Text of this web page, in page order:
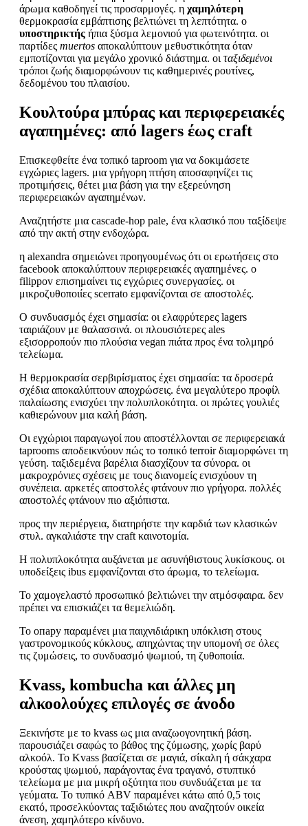
άρωμα καθοδηγεί τις προσαρμογές. η χαμηλότερη
θερμοκρασία εμβάπτισης βελτιώνει τη λεπτότητα. ο
υποστηρικτής ήπια ξύσμα λεμονιού για φωτεινότητα. οι
παρτίδες muertos αποκαλύπτουν μεθυστικότητα όταν
εμποτίζονται για μεγάλο χρονικό διάστημα. οι ταξιδεμένοι
τρόποι ζωής διαμορφώνουν τις καθημερινές ρουτίνες,
δεδομένου του πλαισίου.
Κουλτούρα μπύρας και περιφερειακές
αγαπημένες: από lagers έως craft
Επισκεφθείτε ένα τοπικό taproom για να δοκιμάσετε
εγχώριες lagers. μια γρήγορη πτήση αποσαφηνίζει τις
προτιμήσεις, θέτει μια βάση για την εξερεύνηση
περιφερειακών αγαπημένων.
Αναζητήστε μια cascade-hop pale, ένα κλασικό που ταξίδεψε
από την ακτή στην ενδοχώρα.
η alexandra σημειώνει προηγουμένως ότι οι ερωτήσεις στο
facebook αποκαλύπτουν περιφερειακές αγαπημένες. ο
filippov επισημαίνει τις εγχώριες συνεργασίες. οι
μικροζυθοποιίες scerrato εμφανίζονται σε αποστολές.
Ο συνδυασμός έχει σημασία: οι ελαφρύτερες lagers
ταιριάζουν με θαλασσινά. οι πλουσιότερες ales
εξισορροπούν πιο πλούσια vegan πιάτα προς ένα τολμηρό
τελείωμα.
Η θερμοκρασία σερβιρίσματος έχει σημασία: τα δροσερά
σχέδια αποκαλύπτουν αποχρώσεις. ένα μεγαλύτερο προφίλ
παλαίωσης ενισχύει την πολυπλοκότητα. οι πρώτες γουλιές
καθιερώνουν μια καλή βάση.
Οι εγχώριοι παραγωγοί που αποστέλλονται σε περιφερειακά
taprooms αποδεικνύουν πώς το τοπικό terroir διαμορφώνει τη
γεύση. ταξιδεμένα βαρέλια διασχίζουν τα σύνορα. οι
μακροχρόνιες σχέσεις με τους διανομείς ενισχύουν τη
συνέπεια. αρκετές αποστολές φτάνουν πιο γρήγορα. πολλές
αποστολές φτάνουν πιο αξιόπιστα.
προς την περιέργεια, διατηρήστε την καρδιά των κλασικών
στυλ. αγκαλιάστε την craft καινοτομία.
Η πολυπλοκότητα αυξάνεται με ασυνήθιστους λυκίσκους. οι
υποδείξεις ibus εμφανίζονται στο άρωμα, το τελείωμα.
Το χαμογελαστό προσωπικό βελτιώνει την ατμόσφαιρα. δεν
πρέπει να επισκιάζει τα θεμελιώδη.
Το опару παραμένει μια παιχνιδιάρικη υπόκλιση στους
γαστρονομικούς κύκλους, απηχώντας την υπομονή σε όλες
τις ζυμώσεις, το συνδυασμό ψωμιού, τη ζυθοποιία.
Kvass, kombucha και άλλες μη
αλκοολούχες επιλογές σε άνοδο
Ξεκινήστε με το kvass ως μια αναζωογονητική βάση.
παρουσιάζει σαφώς το βάθος της ζύμωσης, χωρίς βαρύ
αλκοόλ. Το Kvass βασίζεται σε μαγιά, σίκαλη ή σάκχαρα
κρούστας ψωμιού, παράγοντας ένα τραγανό, στυπτικό
τελείωμα με μια μικρή οξύτητα που συνδυάζεται με τα
γεύματα. Το τυπικό ABV παραμένει κάτω από 0,5 τοις
εκατό, προσελκύοντας ταξιδιώτες που αναζητούν οικεία
άνεση, χαμηλότερο κίνδυνο.